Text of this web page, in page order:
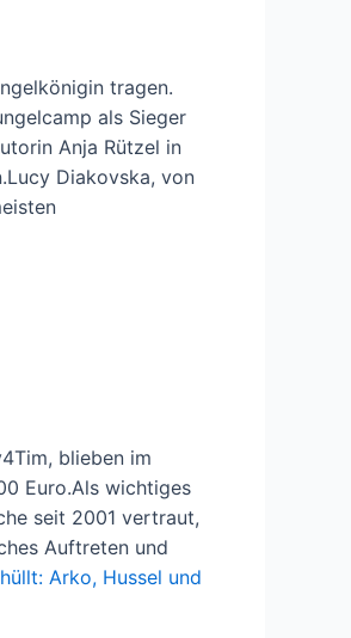
tragen.
als Sieger
Anja Rützel in
Diakovska, von
blieben im
Euro.Als wichtiges
seit 2001 vertraut,
Auftreten und
Arko, Hussel und